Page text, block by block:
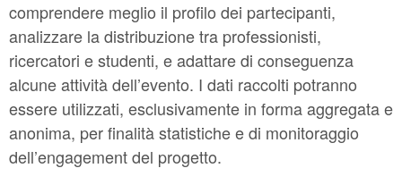
comprendere meglio il profilo dei partecipanti,
analizzare la distribuzione tra professionisti,
ricercatori e studenti, e adattare di conseguenza
alcune attività dell’evento. I dati raccolti potranno
essere utilizzati, esclusivamente in forma aggregata e
anonima, per finalità statistiche e di monitoraggio
dell’engagement del progetto.